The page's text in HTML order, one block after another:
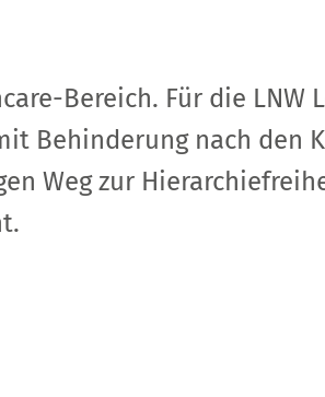
Bereich. Für die LNW
Behinderung nach den
Weg zur